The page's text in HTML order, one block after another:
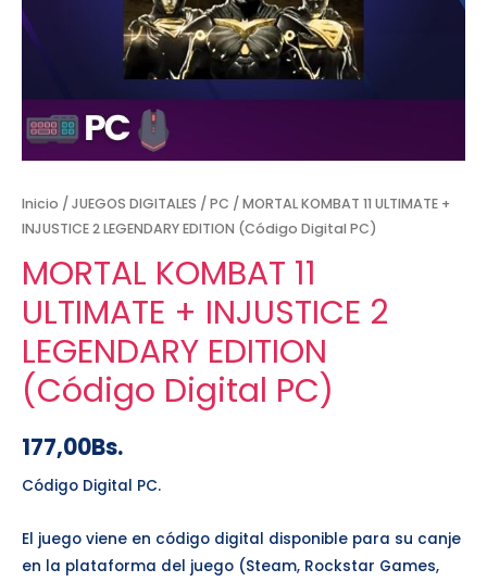
Inicio /JUEGOS DIGITALES /PC / MORTAL KOMBAT 11 ULTIMATE +
INJUSTICE 2 LEGENDARY EDITION (Código Digital PC)
MORTAL KOMBAT 11
ULTIMATE + INJUSTICE 2
LEGENDARY EDITION
(Código Digital PC)
177,00Bs.
Código Digital PC.
El juego viene en código digital disponible para su canje
en la plataforma del juego (Steam, Rockstar Games,